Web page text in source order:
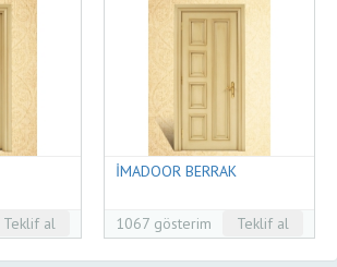
Teklif al
İMADOOR BERRAK
1067 gösterim Teklif al